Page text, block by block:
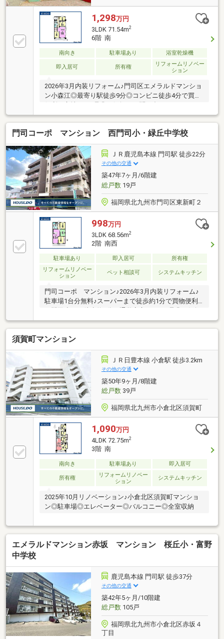
1,298万円
3LDK 71.54m2
6階 南
南向き 駐車場あり 浴室乾燥機
即入居可 所有権
リフォームリノベー
ション
2026年3月内装リフォーム♪門司区エメラルドマンショ
ン小森江◎最寄り駅徒歩9分◎コンビニ徒歩4分で買物
便利な立地です♪是非お気軽にお問い合わせください♪
門司コーポ マンション 西門司小・緑丘中学校
ＪＲ鹿児島本線 門司駅 徒歩22分
その他の交通
築47年7ヶ月/6階建
総戸数19戸
福岡県北九州市門司区東新町２
998万円
3LDK 68.56m2
2階 南西
駐車場あり 即入居可
所有権
リフォームリノベー
ション
ペット相談可 システムキッチン
門司コーポ マンション♪2026年3月内装リフォーム♪
駐車場1台分無料♪スーパーまで徒歩約1分で買物便利♪
西門司小まで徒歩約4分で通学安心ですね♪是非お気軽
にお問い合わせください♪
須賀町マンション
ＪＲ日豊本線 小倉駅 徒歩3.2km
その他の交通
築50年9ヶ月/8階建
総戸数39戸
福岡県北九州市小倉北区須賀町
1,090万円
4LDK 72.75m2
3階 南
南向き 駐車場あり 即入居可
所有権
リフォームリノベー
ション
システムキッチン
2025年10月リノベーション♪小倉北区須賀町マンショ
ン◎駐車場◎エレベーター◎バルコニー◎全室収納
エメラルドマンション赤坂 マンション 桜丘小・富野
中学校
鹿児島本線 門司駅 徒歩37分
その他の交通
築42年5ヶ月/10階建
総戸数105戸
福岡県北九州市小倉北区赤坂４
丁目